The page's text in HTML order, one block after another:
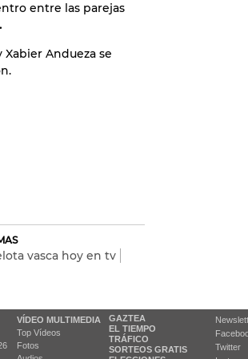
entre las parejas
Xabier Andueza se
vasca hoy en tv
VÍDEO MULTIMEDIA
Top Vídeos
Fotos
GAZTEA
EL TIEMPO
TRÁFICO
SORTEOS GRATIS
Twitter